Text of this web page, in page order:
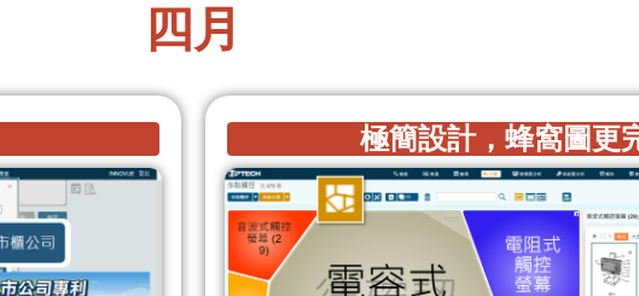
四月
極簡設計，蜂窩圖更